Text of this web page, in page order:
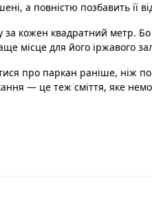
а повністю позбавить її
за кожен квадратний метр.
місце для його іржавого
про паркан раніше, ніж
— це теж сміття, яке